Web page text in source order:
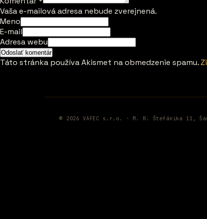
Vaša e-mailová adresa nebude zverejnená.
Meno
E-mail
Adresa webu
Táto stránka používa Akismet na obmedzenie spamu.
© 2026 VAFEC s.r.o. · M. R. Štefánika 11,